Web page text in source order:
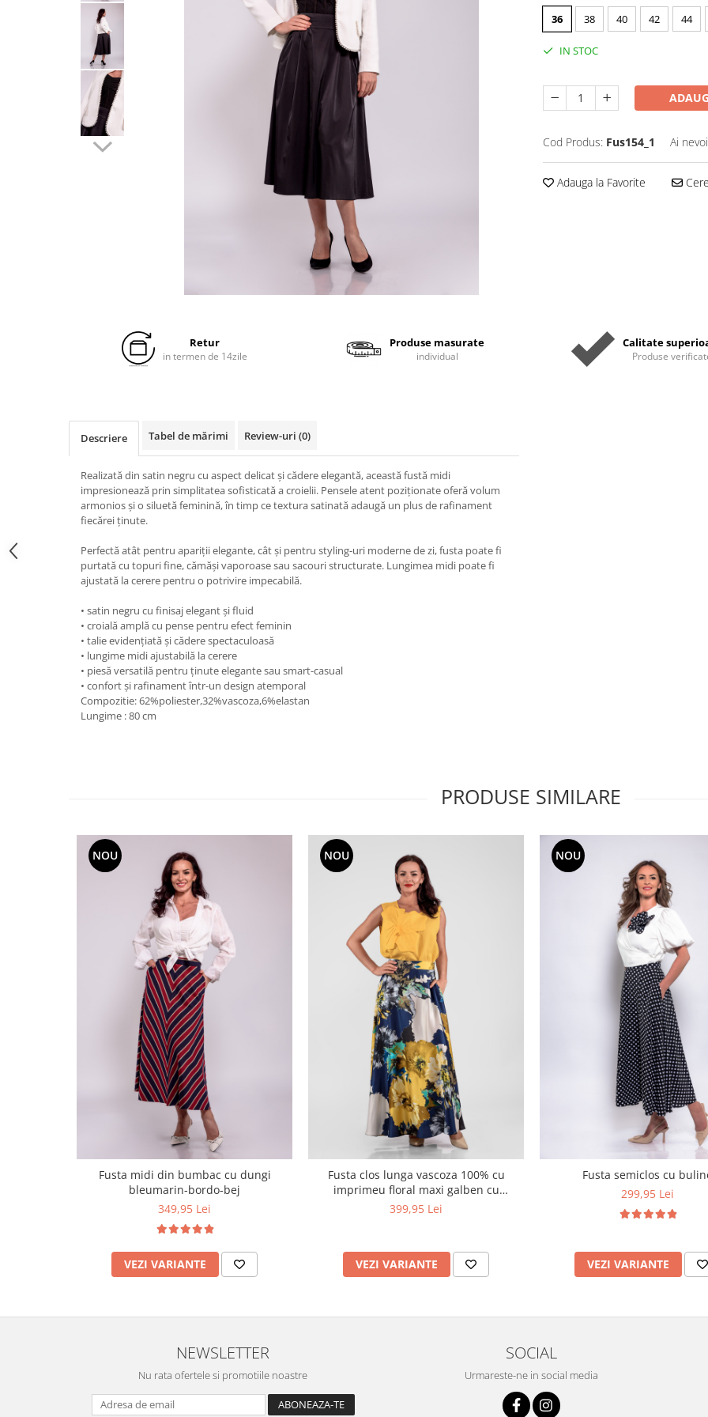
36 38 40 42 44
IN STOC
Cod Produs: Fus154_1 Ai
Adauga la Favorite
Retur
in termen de 14zile
Produse masurate
individual
Calitate
Produse
Descriere Tabel de mărimi Review-uri (0)
Realizată din satin negru cu aspect delicat și cădere elegantă, această fustă midi
impresionează prin simplitatea sofisticată a croielii. Pensele atent poziționate oferă volum
armonios și o siluetă feminină, în timp ce textura satinată adaugă un plus de rafinament
fiecărei ținute.
Perfectă atât pentru apariții elegante, cât și pentru styling-uri moderne de zi, fusta poate fi
purtată cu topuri fine, cămăși vaporoase sau sacouri structurate. Lungimea midi poate fi
ajustată la cerere pentru o potrivire impecabilă.
• satin negru cu finisaj elegant și fluid
• croială amplă cu pense pentru efect feminin
• talie evidențiată și cădere spectaculoasă
• lungime midi ajustabilă la cerere
• piesă versatilă pentru ținute elegante sau smart-casual
• confort și rafinament într-un design atemporal
Compozitie: 62%poliester,32%vascoza,6%elastan
Lungime : 80 cm
PRODUSE SIMILARE
NOU
Fusta midi din bumbac cu dungi
bleumarin-bordo-bej
349,95 Lei
VEZI VARIANTE
NOU
Fusta clos lunga vascoza 100% cu
imprimeu floral maxi galben cu
bleumarin
399,95 Lei
VEZI VARIANTE
NOU
Fusta semiclos cu
299,95 Lei
VEZI VARIANTE
NEWSLETTER
Nu rata ofertele si promotiile noastre
SOCIAL
Urmareste-ne in social media